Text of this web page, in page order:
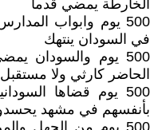
الخارطة يمضي قدماً
500 يوم وابواب
في السودان ينتهك
500 يوم والسودان
الحاضر كارثي ولا مستقبل
500 يوم قضاها
بأنفسهم في مشهد